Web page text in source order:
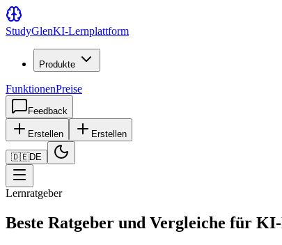
StudyGlenKI-Lernplattform
Produkte
FunktionenPreise
Feedback
Erstellen Erstellen
🇩🇪DE
Lernratgeber
Beste Ratgeber und Vergleiche für